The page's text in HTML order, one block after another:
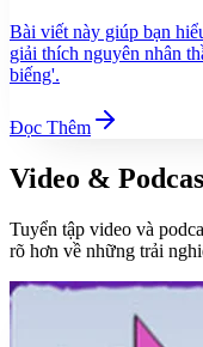
Bài viết này giúp bạn
giải thích nguyên nhân
biếng'.
Đọc Thêm
Video &
Tuyển tập video và
rõ hơn về những trải